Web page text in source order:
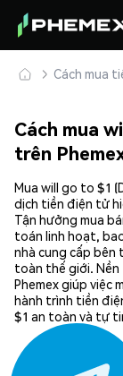
Cách mua
Cách mua
trên
Mua will go to $1
dịch tiền điện tử
Tận hưởng mua
toán linh hoạt,
nhà cung cấp bên
toàn thế giới. Nền
Phemex giúp việc
hành trình tiền
$1 an toàn và tự